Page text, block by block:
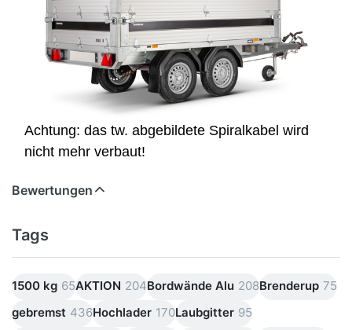
Achtung: das tw. abgebildete Spiralkabel wird
nicht mehr verbaut!
Bewertungen
Tags
1500 kg 65AKTION 204Bordwände Alu 208Brenderup 75
gebremst 436Hochlader 170Laubgitter 95